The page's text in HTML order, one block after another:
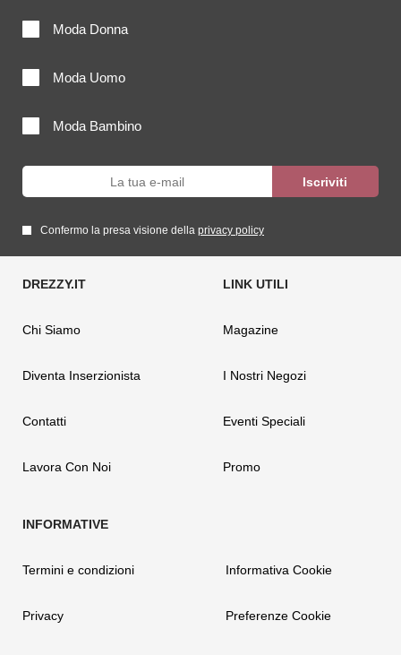
Moda Donna
Moda Uomo
Moda Bambino
Confermo la presa visione della privacy policy
Chi Siamo
Diventa Inserzionista
Contatti
Lavora Con Noi
Magazine
I Nostri Negozi
Eventi Speciali
Promo
Termini e condizioni
Privacy
Informativa Cookie
Preferenze Cookie